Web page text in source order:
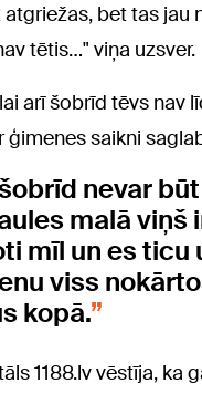
bet tas jau
tētis…" viņa uzsver.
arī šobrīd tēvs nav
ģimenes saikni
nevar
malā viņš
mīl un es ticu
viss
kopā.
1188.lv vēstīja, ka